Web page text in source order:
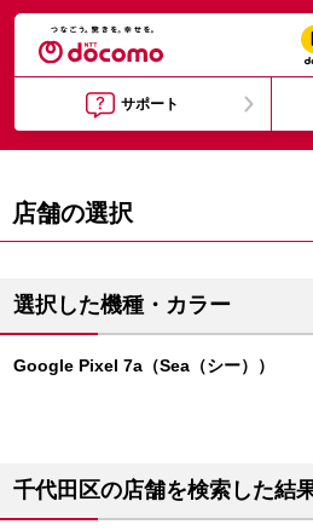
サポート
店舗の選択
選択した機種・カラー
Google Pixel 7a（Sea（シー））
千代田区の店舗を検索した結